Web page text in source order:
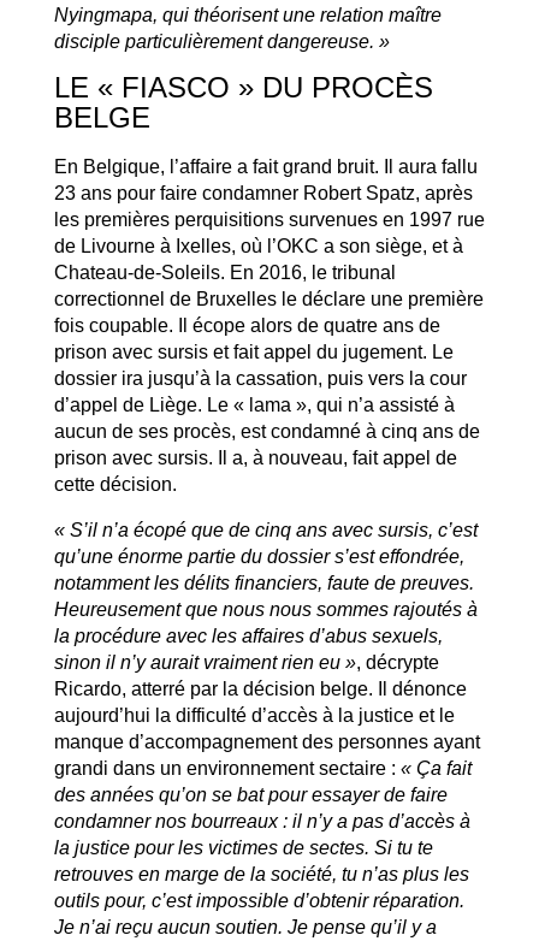
Nyingmapa, qui théorisent une relation maître
disciple particulièrement dangereuse. »
LE « FIASCO » DU PROCÈS
BELGE
En Belgique, l’affaire a fait grand bruit. Il aura fallu
23 ans pour faire condamner Robert Spatz, après
les premières perquisitions survenues en 1997 rue
de Livourne à Ixelles, où l’OKC a son siège, et à
Chateau-de-Soleils. En 2016, le tribunal
correctionnel de Bruxelles le déclare une première
fois coupable. Il écope alors de quatre ans de
prison avec sursis et fait appel du jugement. Le
dossier ira jusqu’à la cassation, puis vers la cour
d’appel de Liège. Le « lama », qui n’a assisté à
aucun de ses procès, est condamné à cinq ans de
prison avec sursis. Il a, à nouveau, fait appel de
cette décision.
« S’il n’a écopé que de cinq ans avec sursis, c’est
qu’une énorme partie du dossier s’est effondrée,
notamment les délits financiers, faute de preuves.
Heureusement que nous nous sommes rajoutés à
la procédure avec les affaires d’abus sexuels,
sinon il n’y aurait vraiment rien eu », décrypte
Ricardo, atterré par la décision belge. Il dénonce
aujourd’hui la difficulté d’accès à la justice et le
manque d’accompagnement des personnes ayant
grandi dans un environnement sectaire : « Ça fait
des années qu’on se bat pour essayer de faire
condamner nos bourreaux : il n’y a pas d’accès à
la justice pour les victimes de sectes. Si tu te
retrouves en marge de la société, tu n’as plus les
outils pour, c’est impossible d’obtenir réparation.
Je n’ai reçu aucun soutien. Je pense qu’il y a